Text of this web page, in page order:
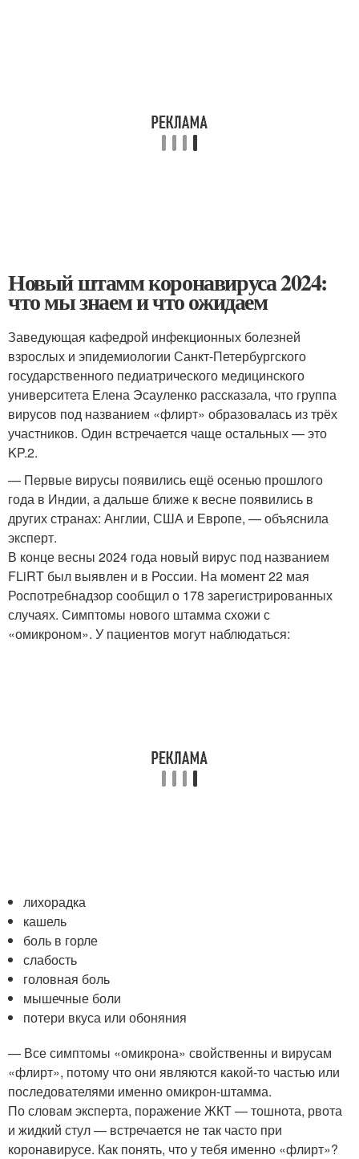
Новый штамм коронавируса 2024:
что мы знаем и что ожидаем
Заведующая кафедрой инфекционных болезней
взрослых и эпидемиологии Санкт-Петербургского
государственного педиатрического медицинского
университета Елена Эсауленко рассказала, что группа
вирусов под названием «флирт» образовалась из трёх
участников. Один встречается чаще остальных — это
KP.2.
— Первые вирусы появились ещё осенью прошлого
года в Индии, а дальше ближе к весне появились в
других странах: Англии, США и Европе, — объяснила
эксперт.
В конце весны 2024 года новый вирус под названием
FLiRT был выявлен и в России. На момент 22 мая
Роспотребнадзор сообщил о 178 зарегистрированных
случаях. Симптомы нового штамма схожи с
«омикроном». У пациентов могут наблюдаться:
лихорадка
кашель
боль в горле
слабость
головная боль
мышечные боли
потери вкуса или обоняния
— Все симптомы «омикрона» свойственны и вирусам
«флирт», потому что они являются какой-то частью или
последователями именно омикрон-штамма.
По словам эксперта, поражение ЖКТ — тошнота, рвота
и жидкий стул — встречается не так часто при
коронавирусе. Как понять, что у тебя именно «флирт»?